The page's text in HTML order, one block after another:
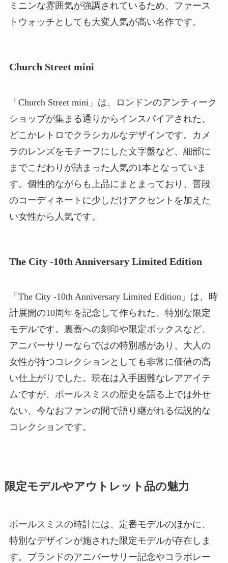
ミニンな雰囲気が強調されているため、ファース
トウォッチとしても大変人気が高い名作です。
Church Street mini
「Church Street mini」は、ロンドンのアンティーク
ショップが集まる通りからインスパイアされた、
どこかレトロでクラシカルなデザインです。カメ
ラのレンズをモチーフにした文字盤など、細部に
までこだわりが詰まった人気の1本となっていま
す。個性的ながらも上品にまとまっており、普段
のコーディネートに少しだけアクセントを加えた
い女性から人気です。
The City -10th Anniversary Limited Edition
「The City -10th Anniversary Limited Edition」は、時
計展開の10周年を記念して作られた、特別な限定
モデルです。裏蓋への刻印や限定ボックスなど、
アニバーサリーならではの特別感があり、大人の
女性が持つコレクションとしても非常に価値の高
い仕上がりでした。現在は入手困難なレアアイテ
ムですが、ポールスミスの歴史を語る上では外せ
ない、今なおファンの間で語り継がれる伝説的な
コレクションです。
限定モデルやアウトレット品の魅力
ポールスミスの時計には、定番モデルのほかに、
特別なデザインが施された限定モデルが存在しま
す。ブランドのアニバーサリー記念やコラボレー